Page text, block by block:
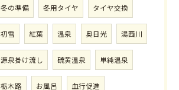
冬の準備 冬用タイヤ タイヤ交換
初雪 紅葉 温泉 奥日光 湯西川
源泉掛け流し 硫黄温泉 単純温泉
栃木路 お風呂 血行促進